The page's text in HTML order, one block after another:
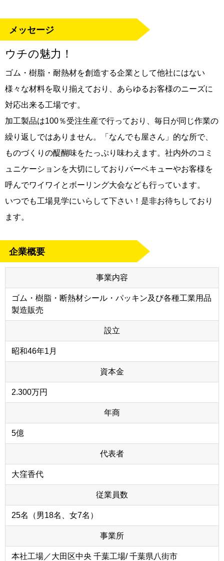
メッセージ
ウチの魅力！
ゴム・樹脂・耐熱材を創造する企業として他社にはない
様々な材料を取り揃えており、あらゆるお客様のニーズに
対応出来る工場です。
加工製品は100％受注生産で行っており、毎日が同じ作業の
繰り返しではありません。「なんでも屋さん」的な所で、
ものづくりの醍醐味をたっぷり味わえます。社内外のコミ
ュニケーションを大切にしておりバーベキューやお客様を
呼んでワイワイとボーリング大会なども行っています。
いつでも工場見学にいらして下さい！是非お待ちしており
ます。
企業概要
事業内容
ゴム・樹脂・断熱材シール・パッキン及び各種工業用品
製造販売
設立
昭和46年1月
資本金
2.300万円
年商
5億
代表者
大窪香代
従業員数
25名（男18名、女7名）
事業所
本社工場／大田区中央 千葉工場/ 千葉県八街市